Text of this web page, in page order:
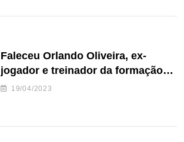
Faleceu Orlando Oliveira, ex-
jogador e treinador da formação
de andebol do Feirense
19/04/2023